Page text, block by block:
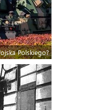
Polskiego?